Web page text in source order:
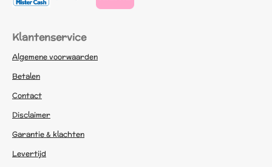
Klantenservice
Algemene voorwaarden
Betalen
Contact
Disclaimer
Garantie & klachten
Levertijd